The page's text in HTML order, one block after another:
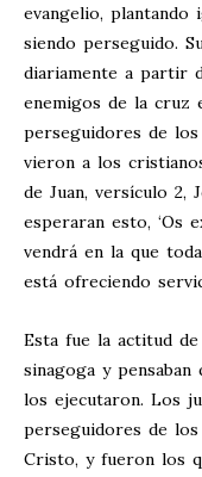
evangelio, plantando
siendo perseguido.
diariamente a partir
enemigos de la cruz
perseguidores de
vieron a los
de Juan, versículo 2,
esperaran esto, ‘Os
vendrá en la que
está ofreciendo
Esta fue la actitud
sinagoga y
los ejecutaron. Los
perseguidores de
Cristo, y fueron los